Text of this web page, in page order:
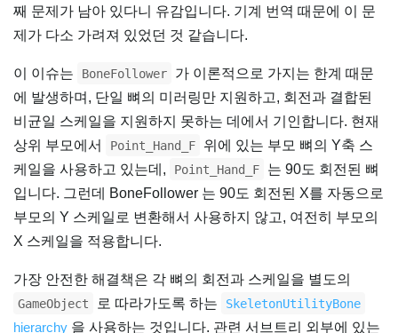
째 문제가 남아 있다니 유감입니다. 기계 번역 때문에 이 문
제가 다소 가려져 있었던 것 같습니다.
이 이슈는 BoneFollower
가 이론적으로 가지는 한계 때문
에 발생하며, 단일 뼈의 미러링만 지원하고, 회전과 결합된
비균일 스케일을 지원하지 못하는 데에서 기인합니다. 현재
상위 부모에서
Point_Hand_F
위에 있는 부모 뼈의 Y축 스
케일을 사용하고 있는데,
Point_Hand_F
는 90도 회전된 뼈
입니다. 그런데 BoneFollower 는 90도 회전된 X를 자동으로
부모의 Y 스케일로 변환해서 사용하지 않고, 여전히 부모의
X 스케일을 적용합니다.
가장 안전한 해결책은 각 뼈의 회전과 스케일을 별도의
GameObject 로 따라가도록 하는 SkeletonUtilityBone
hierarchy 을 사용하는 것입니다. 관련 서브트리 외부에 있는